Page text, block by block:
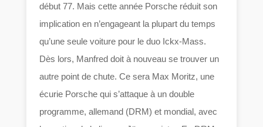
début 77. Mais cette année Porsche réduit son
implication en n’engageant la plupart du temps
qu’une seule voiture pour le duo Ickx-Mass.
Dès lors, Manfred doit à nouveau se trouver un
autre point de chute. Ce sera Max Moritz, une
écurie Porsche qui s’attaque à un double
programme, allemand (DRM) et mondial, avec